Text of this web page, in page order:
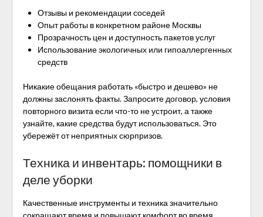
Отзывы и рекомендации соседей
Опыт работы в конкретном районе Москвы
Прозрачность цен и доступность пакетов услуг
Использование экологичных или гипоаллергенных
средств
Никакие обещания работать «быстро и дешево» не
должны заслонять факты. Запросите договор, условия
повторного визита если что-то не устроит, а также
узнайте, какие средства будут использоваться. Это
убережёт от неприятных сюрпризов.
Техника и инвентарь: помощники в
деле уборки
Качественные инструменты и техника значительно
сокращают время и повышают комфорт во время